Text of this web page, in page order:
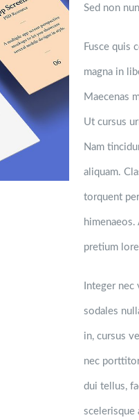
Sed non
Fusce quis
magna in
Maecenas
Ut cursus
Nam
aliquam.
torquent
pretium
Integer
sodales
in, cursus
nec
dui tellus,
scelerisque